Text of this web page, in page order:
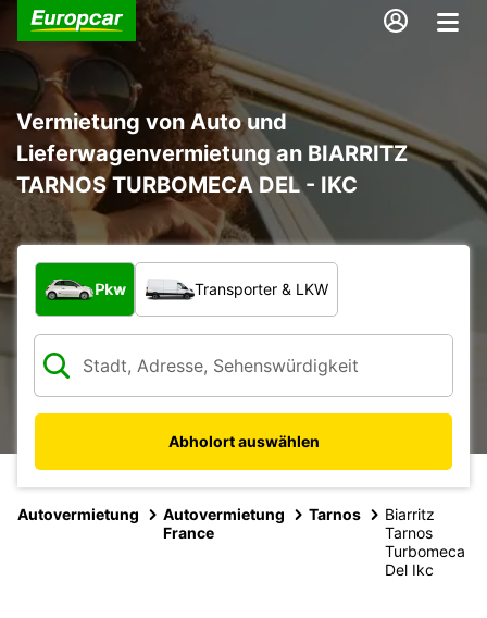
Vermietung von Auto und
Lieferwagenvermietung an BIARRITZ
TARNOS TURBOMECA DEL - IKC
Welche Art von Fahrzeug?
Pkw Transporter & LKW
Abholort auswählen
Autovermietung
Autovermietung
France
Tarnos
Biarritz
Tarnos
Turbomeca
Del Ikc